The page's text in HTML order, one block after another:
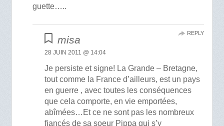
guette…..
misa
28 JUIN 2011 @ 14:04
Je persiste et signe! La Grande – Bretagne,
tout comme la France d’ailleurs, est un pays
en guerre , avec toutes les conséquences
que cela comporte, en vie emportées,
abîmées…Et ce ne sont pas les nombreux
fiancés de sa soeur Pippa qui s’y
REPLY